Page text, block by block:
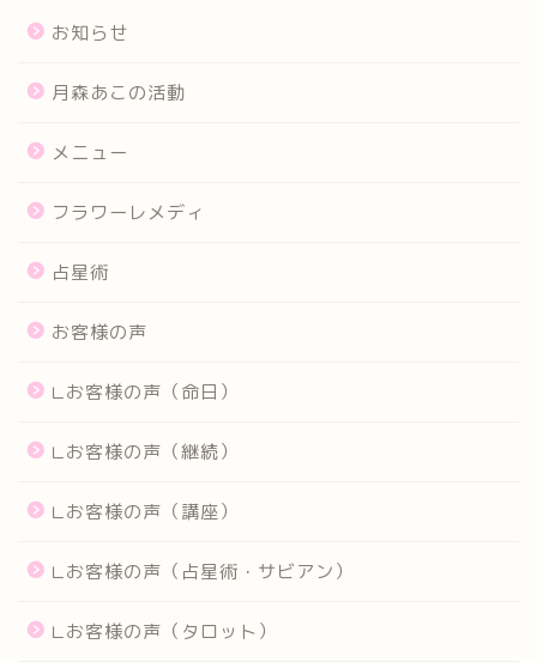
お知らせ
月森あこの活動
メニュー
フラワーレメディ
占星術
お客様の声
∟お客様の声（命日）
∟お客様の声（継続）
∟お客様の声（講座）
∟お客様の声（占星術・サビアン）
∟お客様の声（タロット）